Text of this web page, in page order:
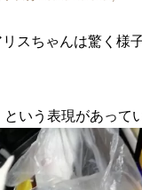
スちゃんは驚く様
いう表現があって